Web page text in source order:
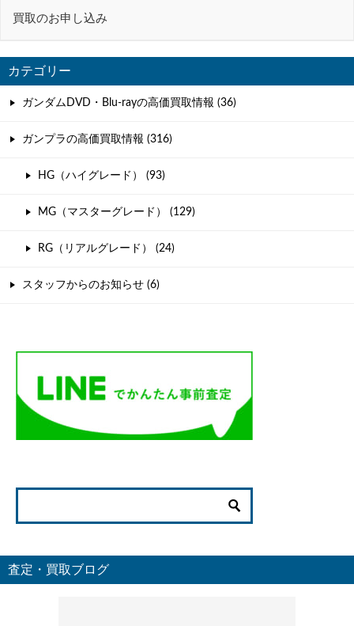
買取のお申し込み
カテゴリー
ガンダムDVD・Blu-rayの高価買取情報 (36)
ガンプラの高価買取情報 (316)
HG（ハイグレード） (93)
MG（マスターグレード） (129)
RG（リアルグレード） (24)
スタッフからのお知らせ (6)
査定・買取ブログ